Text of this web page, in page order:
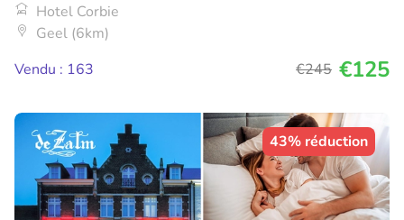
Hotel Corbie
Geel (6km)
Vendu : 163
€245 €125
43% réduction